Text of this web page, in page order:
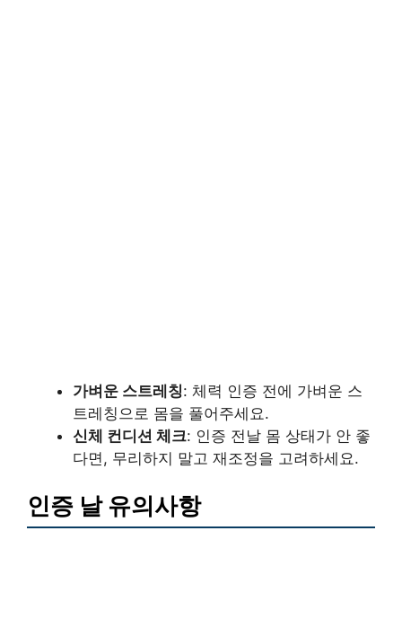
가벼운 스트레칭: 체력 인증 전에 가벼운 스
트레칭으로 몸을 풀어주세요.
신체 컨디션 체크: 인증 전날 몸 상태가 안 좋
다면, 무리하지 말고 재조정을 고려하세요.
인증 날 유의사항